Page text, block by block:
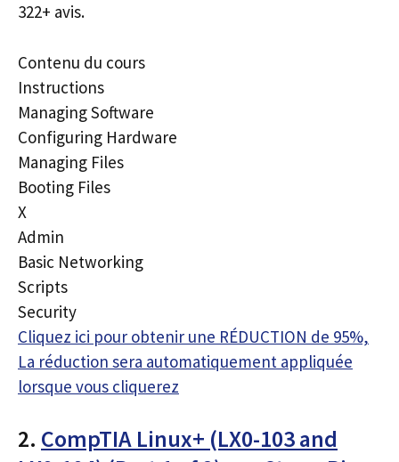
322+ avis.
Contenu du cours
Instructions
Managing Software
Configuring Hardware
Managing Files
Booting Files
X
Admin
Basic Networking
Scripts
Security
Cliquez ici pour obtenir une RÉDUCTION de 95%,
La réduction sera automatiquement appliquée
lorsque vous cliquerez
2. CompTIA Linux+ (LX0-103 and